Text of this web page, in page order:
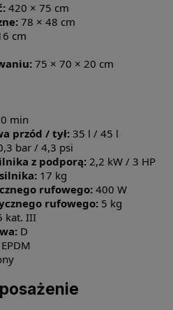
420 × 75 cm
78 × 48 cm
cm
75 × 70 × 20 cm
min
przód / tył: 35 l / 45 l
bar / 4,3 psi
z podporą: 2,2 kW / 3 HP
17 kg
rufowego:400 W
rufowego: 5 kg
kat. III
D